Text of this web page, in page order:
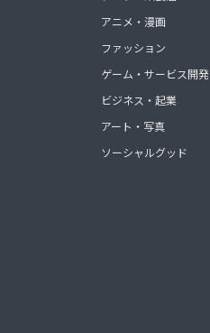
アニメ・漫画
ファッション
ゲーム・サービス開発
ビジネス・起業
アート・写真
ソーシャルグッド